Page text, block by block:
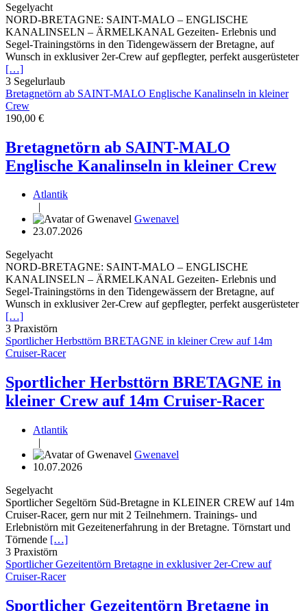
Segelyacht
NORD-BRETAGNE: SAINT-MALO – ENGLISCHE
KANALINSELN – ÄRMELKANAL Gezeiten- Erlebnis und
Segel-Trainingstörns in den Tidengewässern der Bretagne, auf
Wunsch in exklusiver 2er-Crew auf gepflegter, perfekt ausgerüsteter
[…]
3 Segelurlaub
Bretagnetörn ab SAINT-MALO Englische Kanalinseln in kleiner
Crew
190,00 €
Bretagnetörn ab SAINT-MALO
Englische Kanalinseln in kleiner Crew
Atlantik
|
Gwenavel
23.07.2026
Segelyacht
NORD-BRETAGNE: SAINT-MALO – ENGLISCHE
KANALINSELN – ÄRMELKANAL Gezeiten- Erlebnis und
Segel-Trainingstörns in den Tidengewässern der Bretagne, auf
Wunsch in exklusiver 2er-Crew auf gepflegter, perfekt ausgerüsteter
[…]
3 Praxistörn
Sportlicher Herbsttörn BRETAGNE in kleiner Crew auf 14m
Cruiser-Racer
Sportlicher Herbsttörn BRETAGNE in
kleiner Crew auf 14m Cruiser-Racer
Atlantik
|
Gwenavel
10.07.2026
Segelyacht
Sportlicher Segeltörn Süd-Bretagne in KLEINER CREW auf 14m
Cruiser-Racer, gern nur mit 2 Teilnehmern. Trainings- und
Erlebnistörn mit Gezeitenerfahrung in der Bretagne. Törnstart und
Törnende […]
3 Praxistörn
Sportlicher Gezeitentörn Bretagne in exklusiver 2er-Crew auf
Cruiser-Racer
Sportlicher Gezeitentörn Bretagne in